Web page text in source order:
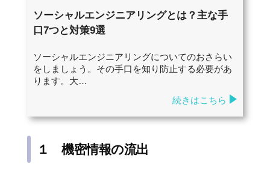
ソーシャルエンジニアリングとは？主な手
口7つと対策9選
ソーシャルエンジニアリングについてのおさらい
をしましょう。その手口を知り防止する必要があ
ります。大…
続きはこちら
１ 機密情報の流出